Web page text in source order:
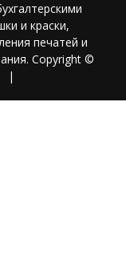
и краски,
печатей и
Copyright ©
|